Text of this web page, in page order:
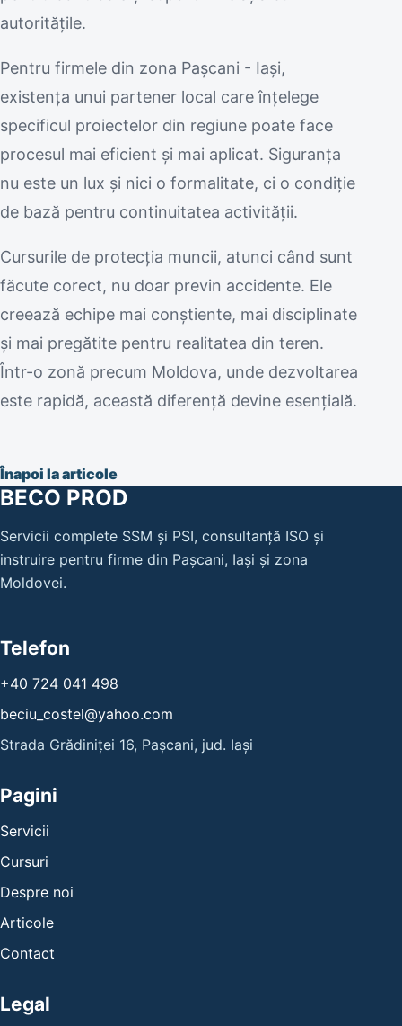
autoritățile.
Pentru firmele din zona Pașcani - Iași,
existența unui partener local care înțelege
specificul proiectelor din regiune poate face
procesul mai eficient și mai aplicat. Siguranța
nu este un lux și nici o formalitate, ci o condiție
de bază pentru continuitatea activității.
Cursurile de protecția muncii, atunci când sunt
făcute corect, nu doar previn accidente. Ele
creează echipe mai conștiente, mai disciplinate
și mai pregătite pentru realitatea din teren.
Într-o zonă precum Moldova, unde dezvoltarea
este rapidă, această diferență devine esențială.
Înapoi la articole
BECO PROD
Servicii complete SSM și PSI, consultanță ISO și
instruire pentru firme din Pașcani, Iași și zona
Moldovei.
Telefon
+40 724 041 498
beciu_costel@yahoo.com
Strada Grădiniței 16, Pașcani, jud. Iași
Pagini
Servicii
Cursuri
Despre noi
Articole
Contact
Legal